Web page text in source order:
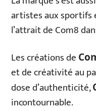
artistes aux sportifs
l’attrait de Com8
Les créations de
et de créativité au
dose d’authenticité,
incontournable.